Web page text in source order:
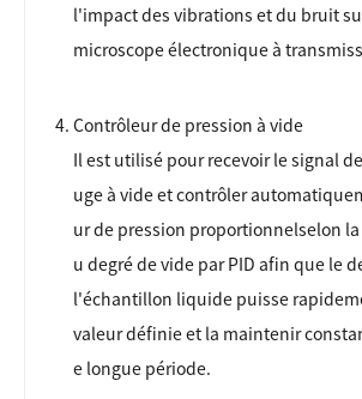
l'impact des vibrations et du bruit
microscope électronique à
Contrôleur de pression à vide
Il est utilisé pour recevoir le signal
uge à vide et contrôler
ur de pression proportionnelselon
u degré de vide par PID afin que le
l'échantillon liquide puisse
valeur définie et la maintenir
e longue période.